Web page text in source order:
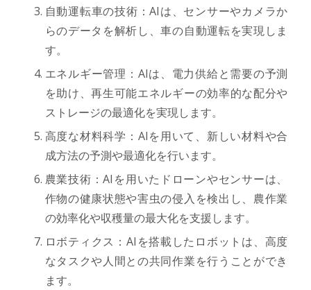
自動運転車の技術：AIは、センサーやカメラか
らのデータを解析し、車の自動運転を実現しま
す。
エネルギー管理：AIは、電力供給と需要の予測
を助け、再生可能エネルギーの効率的な配分や
ストレージの最適化を実現します。
高度な材料科学：AIを用いて、新しい材料や合
成方法の予測や最適化を行います。
農業技術：AIを用いたドローンやセンサーは、
作物の健康状態や害虫の侵入を検出し、農作業
の効率化や収穫量の最大化を支援します。
ロボティクス：AIを搭載したロボットは、高度
なタスクや人間との共同作業を行うことができ
ます。